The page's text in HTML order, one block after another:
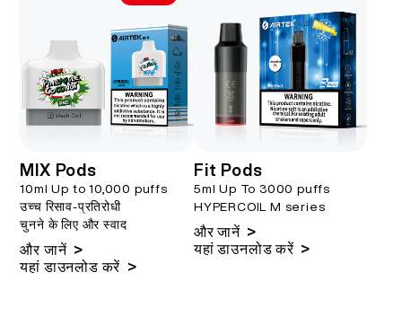
MIX Pods
10ml Up to 10,000 puffs
उच्च रिसाव-प्रतिरोधी
चुनने के लिए और स्वाद
और जानें >
यहां डाउनलोड करें >
Fit Pods
5ml Up To 3000 puffs
HYPERCOIL M series
और जानें >
यहां डाउनलोड करें >